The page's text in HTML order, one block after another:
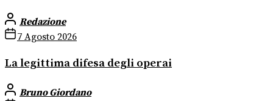
Redazione
7 Agosto 2026
La legittima difesa degli operai
Bruno Giordano